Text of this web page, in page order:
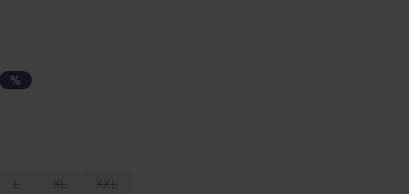
%
L XL XXL